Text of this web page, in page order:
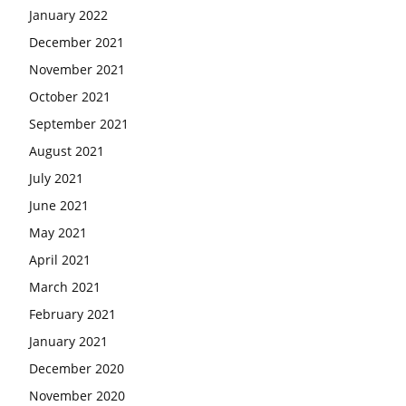
January 2022
December 2021
November 2021
October 2021
September 2021
August 2021
July 2021
June 2021
May 2021
April 2021
March 2021
February 2021
January 2021
December 2020
November 2020